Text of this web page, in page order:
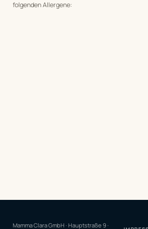
folgenden Allergene:
Mamma Clara GmbH · Hauptstraße 9 ·